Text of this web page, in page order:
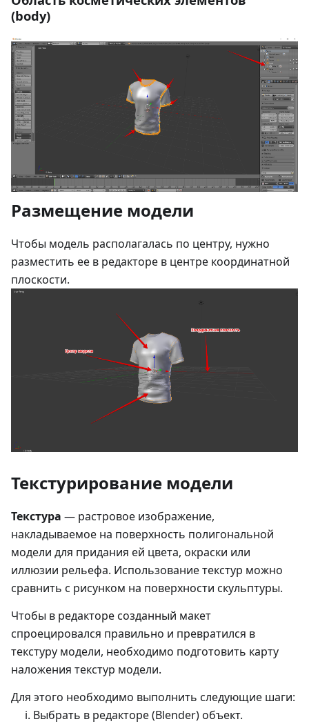
(body)
Размещение модели
Чтобы модель располагалась по центру, нужно
разместить ее в редакторе в центре координатной
плоскости.
Текстурирование модели
Текстура — растровое изображение,
накладываемое на поверхность полигональной
модели для придания ей цвета, окраски или
иллюзии рельефа. Использование текстур можно
сравнить с рисунком на поверхности скульптуры.
Чтобы в редакторе созданный макет
спроецировался правильно и превратился в
текстуру модели, необходимо подготовить карту
наложения текстур модели.
Для этого необходимо выполнить следующие шаги:
Выбрать в редакторе (Blender) объект.